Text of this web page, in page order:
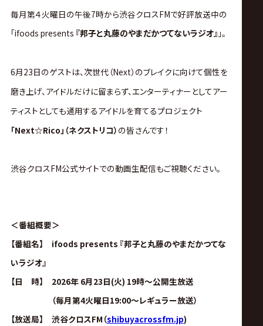
グ・
ア
公
サ
ト
毎月第４火曜日の午後7時から渋谷クロスFMで好評放送中の
「ifoods presents 『邦子と丸藤のやまだかつてないラジオ』 」。
6月23日のゲストは、次世代（Next）のブレイクに向けて個性を
磨き上げ、アイドルだけに留まらず、エンターティナーとしてアー
ティストとしても通用するアイドルを育てるプロジェクト
「Next☆Rico」（ネクストリコ） の皆さんです！
渋谷クロスFM公式サイトでの動画生配信もご視聴ください。
＜番組概要＞
【番組名】 ifoods presents 『邦子と丸藤のやまだかつてな
いラジオ』
【日 時】 2026年 6月23日(火) 19時～公開生放送
（毎月第4火曜日19:00～レギュラー放送）
【放送局】 渋谷クロスFM（shibuyacrossfm.jp)